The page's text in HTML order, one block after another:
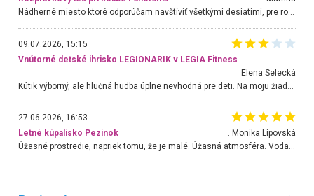
Nádherné miesto ktoré odporúčam navštíviť všetkými desiatimi, pre rodiny s deťmi, dôchodcom... Proste a jednoducho ozaj rozprávkový les.. určite ešte prídeme. Odniesli sme si na pamiatku krásne tričká,
09.07.2026, 15:15
Vnútorné detské ihrisko LEGIONARIK v LEGIA Fitness
Elena Selecká
27.06.2026, 16:53
Letné kúpalisko Pezinok
. Monika Lipovská
Úžasné prostredie, napriek tomu, že je malé. Úžasná atmosféra. Voda fantastická a nádherná. Ľudí je pomerne veľa, ale su mili a ohľaduplní. Je veľmi zaujímavé sledovať, ako dokážu spolu športovať cudzí ľudia a bez ohľadu na vek. Vládne tu pohoda. Vnuka neviem dostať z vody. Ďakujem za krásny deň . Urcite sa sem vrátim. Jediný problém je s parkovaním, ale aj ten sa mi podarilo vyriešiť. Monika Bratislava